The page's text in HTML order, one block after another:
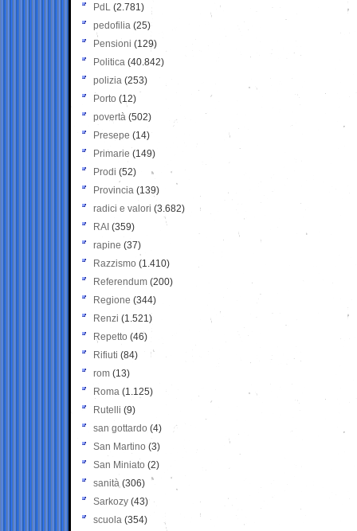
PdL (2.781)
pedofilia (25)
Pensioni (129)
Politica (40.842)
polizia (253)
Porto (12)
povertà (502)
Presepe (14)
Primarie (149)
Prodi (52)
Provincia (139)
radici e valori (3.682)
RAI (359)
rapine (37)
Razzismo (1.410)
Referendum (200)
Regione (344)
Renzi (1.521)
Repetto (46)
Rifiuti (84)
rom (13)
Roma (1.125)
Rutelli (9)
san gottardo (4)
San Martino (3)
San Miniato (2)
sanità (306)
Sarkozy (43)
scuola (354)